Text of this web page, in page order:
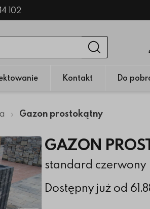
102
zostanie wyszukana
Wyszukaj
Kontakt Do
Gazon prostokątny
GAZON
standard czerwony
Dostępny już od